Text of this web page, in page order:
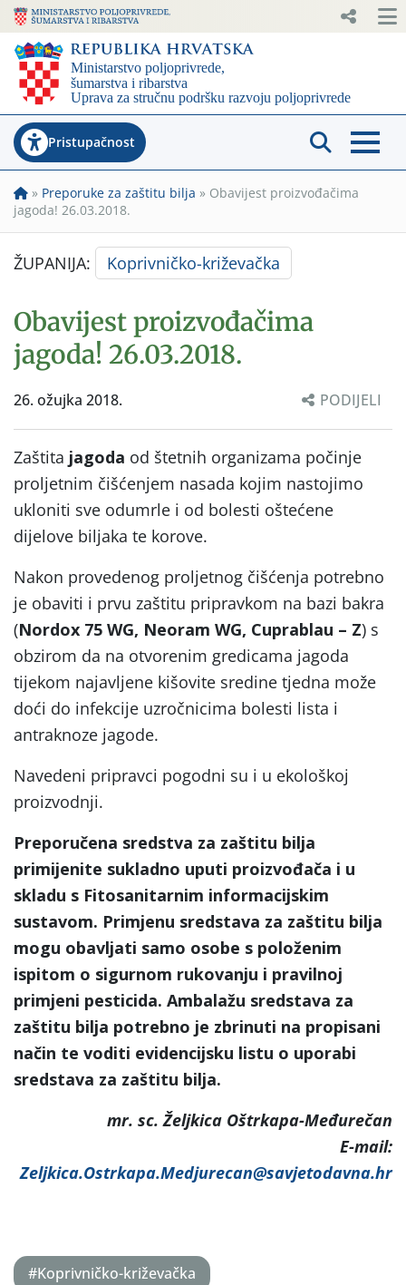
Pristupačnost
» Preporuke za zaštitu bilja » Obavijest proizvođačima
jagoda! 26.03.2018.
ŽUPANIJA: Koprivničko-križevačka
Obavijest proizvođačima
jagoda! 26.03.2018.
26. ožujka 2018. PODIJELI
Zaštita jagoda od štetnih organizama počinje
proljetnim čišćenjem nasada kojim nastojimo
ukloniti sve odumrle i od bolesti oštećene
dijelove biljaka te korove.
Nakon provedenog proljetnog čišćenja potrebno
je obaviti i prvu zaštitu pripravkom na bazi bakra
(Nordox 75 WG, Neoram WG, Cuprablau – Z) s
obzirom da na otvorenim gredicama jagoda
tijekom najavljene kišovite sredine tjedna može
doći do infekcije uzročnicima bolesti lista i
antraknoze jagode.
Navedeni pripravci pogodni su i u ekološkoj
proizvodnji.
Preporučena sredstva za zaštitu bilja
primijenite sukladno uputi proizvođača i u
skladu s Fitosanitarnim informacijskim
sustavom. Primjenu sredstava za zaštitu bilja
mogu obavljati samo osobe s položenim
ispitom o sigurnom rukovanju i pravilnoj
primjeni pesticida. Ambalažu sredstava za
zaštitu bilja potrebno je zbrinuti na propisani
način te voditi evidencijsku listu o uporabi
sredstava za zaštitu bilja.
mr. sc. Željkica Oštrkapa-Međurečan
E-mail:
Zeljkica.Ostrkapa.Medjurecan@savjetodavna.hr
#Koprivničko-križevačka